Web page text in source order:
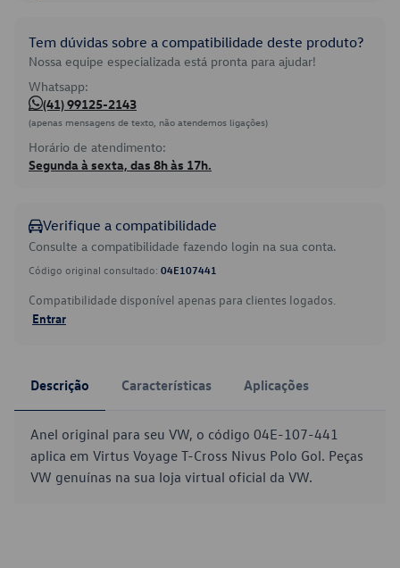
Tem dúvidas sobre a compatibilidade deste produto?
Nossa equipe especializada está pronta para ajudar!
Whatsapp:
(41) 99125-2143
(apenas mensagens de texto, não atendemos ligações)
Horário de atendimento:
Segunda à sexta, das 8h às 17h.
Verifique a compatibilidade
Consulte a compatibilidade fazendo login na sua conta.
Código original consultado: 04E107441
Compatibilidade disponível apenas para clientes logados.
Entrar
Descrição Características Aplicações
Anel original para seu VW, o código 04E-107-441
aplica em Virtus Voyage T-Cross Nivus Polo Gol. Peças
VW genuínas na sua loja virtual oficial da VW.